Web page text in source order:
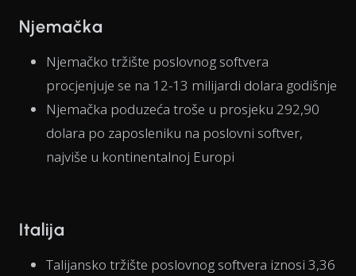
Njemačka
Njemačko tržište poslovnog softvera
procjenjuje se na 12-13 milijardi dolara godišnje
Njemačka poduzeća troše u prosjeku 292,90
dolara po zaposleniku na poslovni softver,
najviše u kontinentalnoj Europi
Italija
Talijansko tržište poslovnog softvera iznosi 3,36